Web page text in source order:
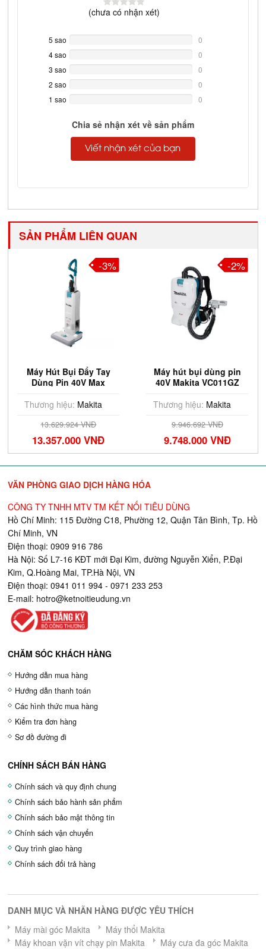
(chưa có nhận xét)
5 sao
Complete
0
4 sao
Complete
0
3 sao
Complete
0
2 sao
Complete
0
1 sao
0
Chia sẻ nhận xét về sản phẩm
Viết nhận xét của bạn
SẢN PHẨM LIÊN QUAN
Máy hút bụi dùng pin
40V Makita VC011GZ
Thương hiệu:Makita
9.946.692 VNĐ
9.748.000 VNĐ
Máy hút bụi dùng pin
18V Makita CL183DZ
Thương hiệu:Makita
1.032.696 VNĐ
1.012.000 VNĐ
VĂN PHÒNG GIAO DỊCH HÀNG HÓA
CÔNG TY TNHH MTV TM KẾT NỐI TIÊU DÙNG
Hồ Chí Minh: 115 Đường C18, Phường 12, Quận Tân Bình, Tp. Hồ
Chí Minh, VN
Điện thoại: 0909 916 786
Hà Nội: Số L7-16 KĐT mới Đại Kim, đường Nguyễn Xiển, P.Đại
Kim, Q.Hoàng Mai, TP.Hà Nội, VN
Điện thoại: 0941 011 994 - 0971 233 253
E-mail: hotro@ketnoitieudung.vn
CHĂM SÓC KHÁCH HÀNG
Hướng dẫn mua hàng
Hướng dẫn thanh toán
Các hình thức mua hàng
Kiểm tra đơn hàng
Sơ đồ đường đi
CHÍNH SÁCH BÁN HÀNG
Chính sách và quy định chung
Chính sách bảo hành sản phẩm
Chính sách bảo mật thông tin
Chính sách vận chuyển
Quy trình giao hàng
Chính sách đổi trả hàng
DANH MỤC VÀ NHÃN HÀNG ĐƯỢC YÊU THÍCH
Máy mài góc Makita
Máy thổi Makita
Máy khoan vặn vít chạy pin Makita
Máy cưa đa góc Makita